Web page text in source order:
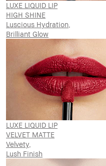
LUXE LIQUID LIP
HIGH SHINE
Luscious Hydration,
Brilliant Glow
LUXE LIQUID LIP
VELVET MATTE
Velvety,
Lush Finish